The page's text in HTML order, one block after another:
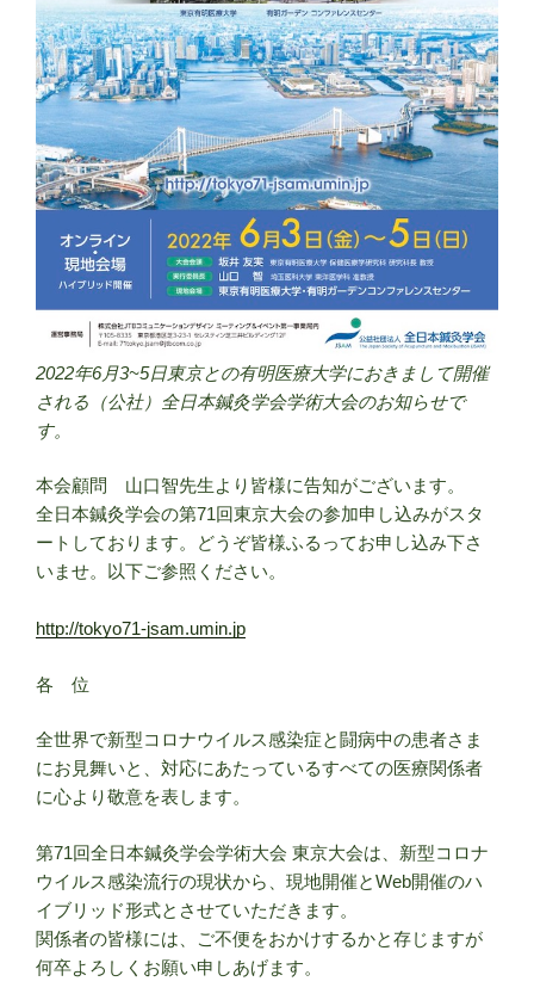
2022年6月3~5日東京との有明医療大学におきまして開催
される（公社）全日本鍼灸学会学術大会のお知らせで
す。
本会顧問 山口智先生より皆様に告知がございます。
全日本鍼灸学会の第71回東京大会の参加申し込みがスタ
ートしております。どうぞ皆様ふるってお申し込み下さ
いませ。以下ご参照ください。
http://tokyo71-jsam.umin.jp
各 位
全世界で新型コロナウイルス感染症と闘病中の患者さま
にお見舞いと、対応にあたっているすべての医療関係者
に心より敬意を表します。
第71回全日本鍼灸学会学術大会 東京大会は、新型コロナ
ウイルス感染流行の現状から、現地開催とWeb開催のハ
イブリッド形式とさせていただきます。
関係者の皆様には、ご不便をおかけするかと存じますが
何卒よろしくお願い申しあげます。